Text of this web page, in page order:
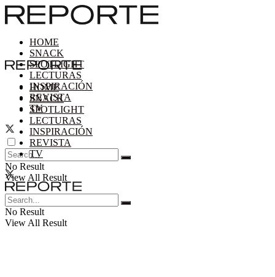
HOME
SNACK
SPOTLIGHT
LECTURAS
INSPIRACIÓN
REVISTA
TV
No Result
View All Result
HOME
SNACK
SPOTLIGHT
LECTURAS
INSPIRACIÓN
REVISTA
TV
No Result
View All Result